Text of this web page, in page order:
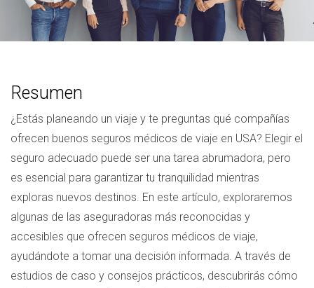
Resumen
¿Estás planeando un viaje y te preguntas qué compañías
ofrecen buenos seguros médicos de viaje en USA? Elegir el
seguro adecuado puede ser una tarea abrumadora, pero
es esencial para garantizar tu tranquilidad mientras
exploras nuevos destinos. En este artículo, exploraremos
algunas de las aseguradoras más reconocidas y
accesibles que ofrecen seguros médicos de viaje,
ayudándote a tomar una decisión informada. A través de
estudios de caso y consejos prácticos, descubrirás cómo